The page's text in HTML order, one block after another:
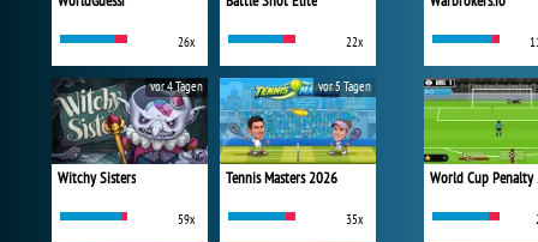
26x 22x
Witchy Sisters
59x
vor 4 Tagen
Tennis Masters 2026
35x
vor 5 Tagen
World Cup